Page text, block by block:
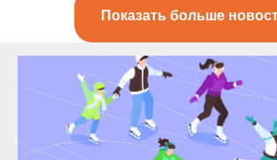
Показать больше